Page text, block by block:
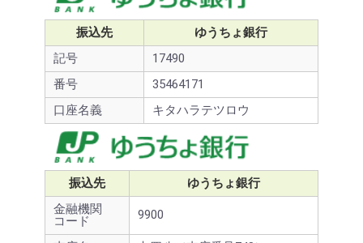
お買い物を続ける カートへ進む
振込先
ゆうちょ銀行
記号
17490
番号
35464171
口座名義
キタハラテツロウ
振込先
ゆうちょ銀行
金融機関
コード
9900